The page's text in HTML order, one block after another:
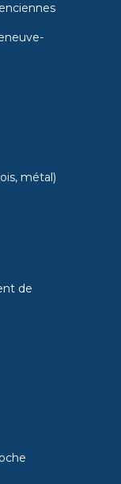
métal)
de